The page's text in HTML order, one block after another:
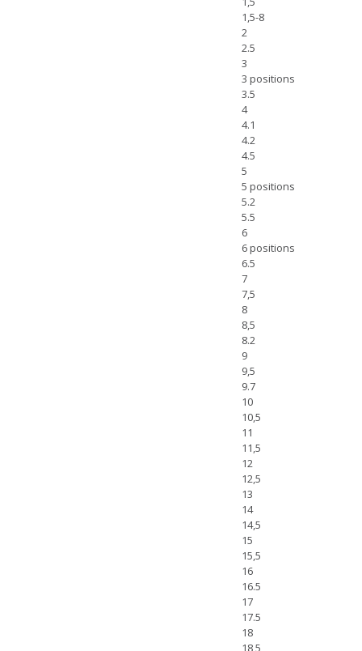
1,5-8
2
2.5
3
3 positions
3.5
4
4.1
4.2
4.5
5
5 positions
5.2
5.5
6
6 positions
6.5
7
7,5
8
8,5
8.2
9
9,5
9.7
10
10,5
11
11,5
12
12,5
13
14
14,5
15
15,5
16
16.5
17
17.5
18
18,5